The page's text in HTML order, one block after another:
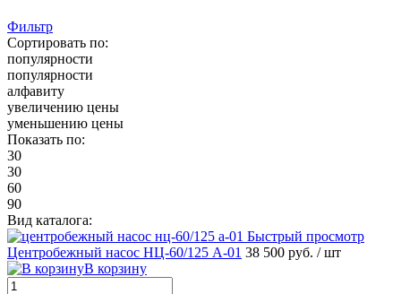
Фильтр
Сортировать по:
популярности
популярности
алфавиту
увеличению цены
уменьшению цены
Показать по:
30
30
60
90
Вид каталога:
Быстрый просмотр
Центробежный насос НЦ-60/125 А-01 38 500 руб. / шт
В корзину